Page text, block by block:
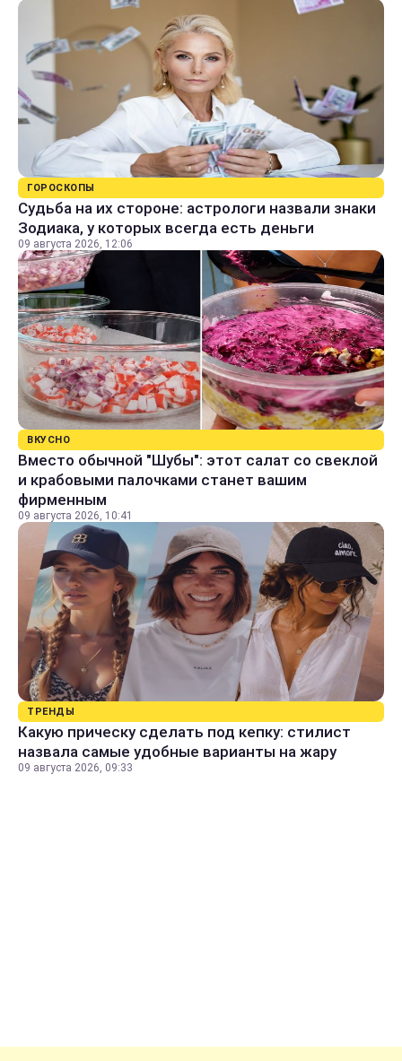
ГОРОСКОПЫ
Судьба на их стороне: астрологи назвали знаки
Зодиака, у которых всегда есть деньги
09 августа 2026, 12:06
ВКУСНО
Вместо обычной "Шубы": этот салат со свеклой
и крабовыми палочками станет вашим
фирменным
09 августа 2026, 10:41
ТРЕНДЫ
Какую прическу сделать под кепку: стилист
назвала самые удобные варианты на жару
09 августа 2026, 09:33